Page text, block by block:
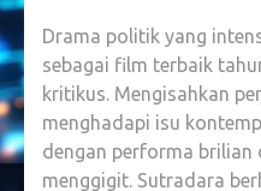
Drama politik yang
sebagai film terbaik
kritikus. Mengisahkan
menghadapi isu
dengan performa brilian
menggigit. Sutradara